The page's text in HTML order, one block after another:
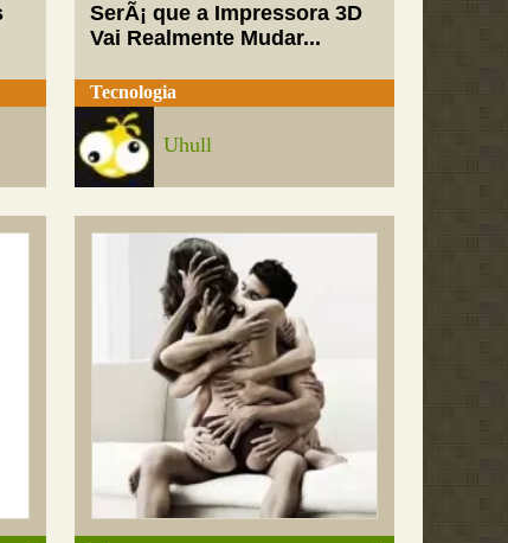
SerÃ¡ que a Impressora 3D
Vai Realmente Mudar...
Tecnologia
Uhull